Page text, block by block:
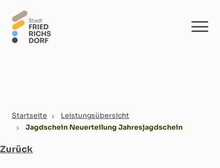
You are here:
Startseite
Leistungsübersicht
Jagdschein Neuerteilung Jahresjagdschein
Zurück